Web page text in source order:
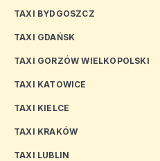
TAXI BYDGOSZCZ
TAXI GDAŃSK
TAXI GORZÓW WIELKOPOLSKI
TAXI KATOWICE
TAXI KIELCE
TAXI KRAKÓW
TAXI LUBLIN